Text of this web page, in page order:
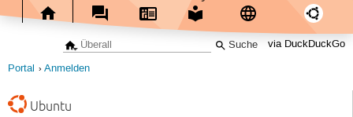
via DuckDuckGo
Portal Anmelden
Ubuntu